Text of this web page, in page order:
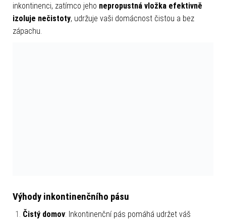
inkontinenci, zatímco jeho nepropustná vložka efektivně
izoluje nečistoty, udržuje vaši domácnost čistou a bez
zápachu.
Výhody inkontinenčního pásu
Čistý domov: Inkontinenční pás pomáhá udržet váš